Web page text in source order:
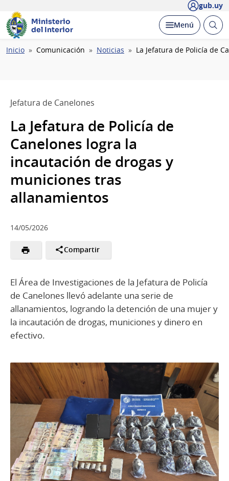
gub.uy
Ministerio
del Interior
Desplegar
Menú Abrir
Ruta
Inicio Comunicación Noticias La Jefatura de Policía de
Jefatura de Canelones
La Jefatura de Policía de
Canelones logra la
incautación de drogas y
municiones tras
allanamientos
14/05/2026
Compartir
El Área de Investigaciones de la Jefatura de Policía
de Canelones llevó adelante una serie de
allanamientos, logrando la detención de una mujer y
la incautación de drogas, municiones y dinero en
efectivo.